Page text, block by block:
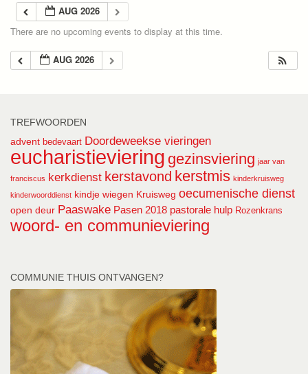
AUG 2026
There are no upcoming events to display at this time.
AUG 2026
TREFWOORDEN
advent bedevaart Doordeweekse vieringen
eucharistieviering gezinsviering jaar van
franciscus kerkdienst kerstavond kerstmis kinderkruisweg
kinderwoorddienst kindje wiegen Kruisweg oecumenische dienst
open deur Paaswake Pasen 2018 pastorale hulp Rozenkrans
woord- en communieviering
COMMUNIE THUIS ONTVANGEN?